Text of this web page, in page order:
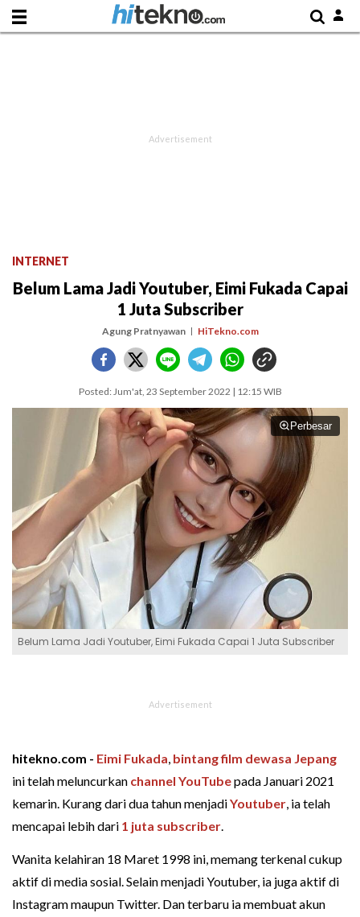
INTERNET
Belum Lama Jadi Youtuber, Eimi Fukada Capai
1 Juta Subscriber
Agung Pratnyawan HiTekno.com
Posted: Jum'at, 23 September 2022 | 12:15 WIB
Perbesar
Belum Lama Jadi Youtuber, Eimi Fukada Capai 1 Juta Subscriber
hitekno.com - Eimi Fukada, bintang film dewasa Jepang
ini telah meluncurkan channel YouTubepada Januari 2021
kemarin. Kurang dari dua tahun menjadiYoutuber, ia telah
mencapai lebih dari 1 juta subscriber.
Wanita kelahiran 18 Maret 1998 ini, memang terkenal cukup
aktif di media sosial. Selain menjadi Youtuber, ia juga aktif di
Instagram maupun Twitter. Dan terbaru ia membuat akun